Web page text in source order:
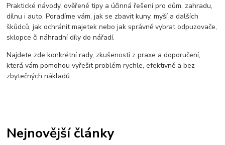
jak na prasata
odpuzovač divočáků
Praktické návody, ověřené tipy a účinná řešení pro dům, zahradu,
dílnu i auto. Poradíme vám, jak se zbavit kuny, myší a dalších
škůdců, jak ochránit majetek nebo jak správně vybrat odpuzovače,
sklopce či náhradní díly do nářadí.
Najdete zde konkrétní rady, zkušenosti z praxe a doporučení,
která vám pomohou vyřešit problém rychle, efektivně a bez
zbytečných nákladů.
Nejnovější články